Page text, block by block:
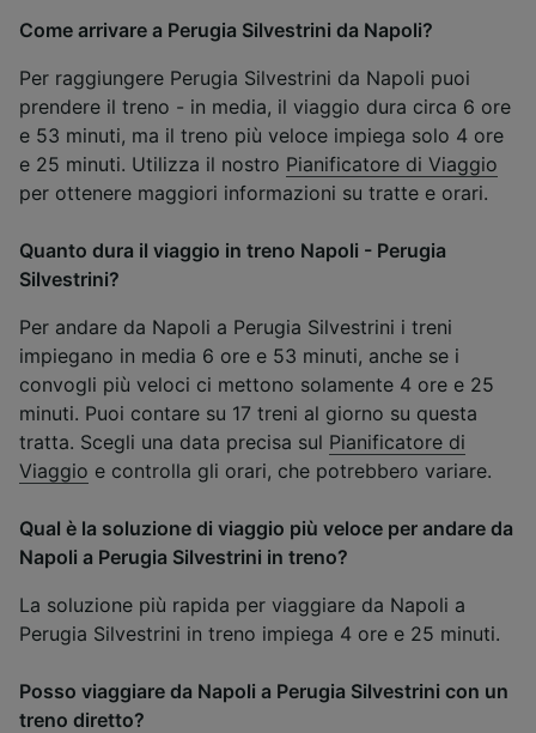
Come arrivare a Perugia Silvestrini da Napoli?
Per raggiungere Perugia Silvestrini da Napoli puoi
prendere il treno - in media, il viaggio dura circa 6 ore
e 53 minuti, ma il treno più veloce impiega solo 4 ore
e 25 minuti. Utilizza il nostro Pianificatore di Viaggio
per ottenere maggiori informazioni su tratte e orari.
Quanto dura il viaggio in treno Napoli - Perugia
Silvestrini?
Per andare da Napoli a Perugia Silvestrini i treni
impiegano in media 6 ore e 53 minuti, anche se i
convogli più veloci ci mettono solamente 4 ore e 25
minuti. Puoi contare su 17 treni al giorno su questa
tratta. Scegli una data precisa sul Pianificatore di
Viaggio e controlla gli orari, che potrebbero variare.
Qual è la soluzione di viaggio più veloce per andare da
Napoli a Perugia Silvestrini in treno?
La soluzione più rapida per viaggiare da Napoli a
Perugia Silvestrini in treno impiega 4 ore e 25 minuti.
Posso viaggiare da Napoli a Perugia Silvestrini con un
treno diretto?